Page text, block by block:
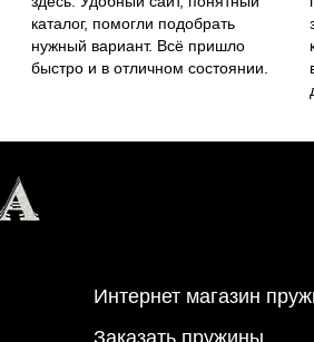
каталог, помогли подобрать
нужный вариант. Всё пришло
быстро и в отличном состоянии.
Интернет магазин